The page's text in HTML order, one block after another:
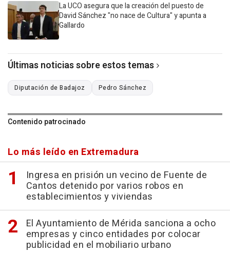
La UCO asegura que la creación del puesto de
David Sánchez "no nace de Cultura" y apunta a
Gallardo
Últimas noticias sobre estos temas
Diputación de Badajoz Pedro Sánchez
Contenido patrocinado
Lo más leído en Extremadura
Ingresa en prisión un vecino de Fuente de
Cantos detenido por varios robos en
establecimientos y viviendas
El Ayuntamiento de Mérida sanciona a ocho
empresas y cinco entidades por colocar
publicidad en el mobiliario urbano